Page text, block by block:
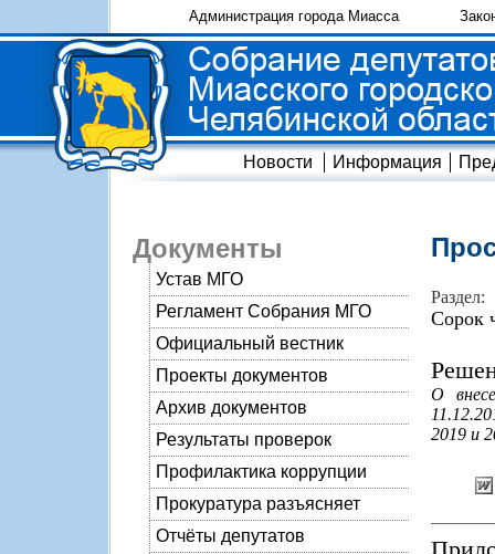
Администрация города Миасса
Новости Информация
Документы
Устав МГО
Регламент Собрания МГО
Официальный вестник
Проекты документов
Архив документов
Результаты проверок
Профилактика коррупции
Прокуратура разъясняет
Отчёты депутатов
Раздел:
Сорок
О
2019 и